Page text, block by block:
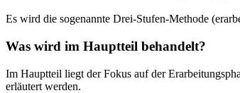
Es wird die sogenannte Drei-Stufen-Methode
Was wird im Hauptteil behandelt?
Im Hauptteil liegt der Fokus auf der
erläutert werden.